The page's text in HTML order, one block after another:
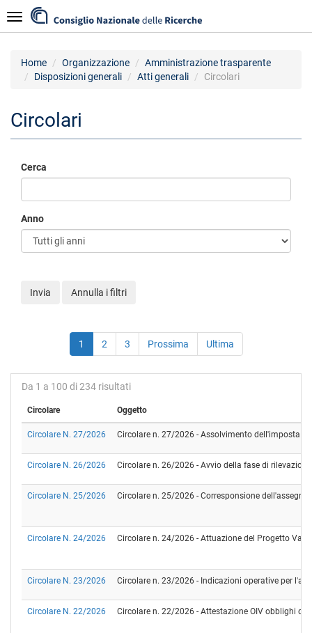
al
contenuto
Navigazione
Home Organizzazione
Amministrazione trasparente
Disposizioni generali
Atti generali Circolari
Circolari
Cerca
Anno
Invia Annulla i filtri
1 2 3 Prossima Ultima
Da 1 a 100 di 234 risultati
Circolare Oggetto
Circolare N. 27/2026 Circolare n. 27/2026 - Assolvimento dell'imposta
Circolare N. 26/2026 Circolare n. 26/2026 - Avvio della fase di
Circolare N. 25/2026 Circolare n. 25/2026 - Corresponsione
Circolare N. 24/2026 Circolare n. 24/2026 - Attuazione del Progetto
Circolare N. 23/2026 Circolare n. 23/2026 - Indicazioni operative per
Circolare N. 22/2026 Circolare n. 22/2026 - Attestazione OIV obblighi di